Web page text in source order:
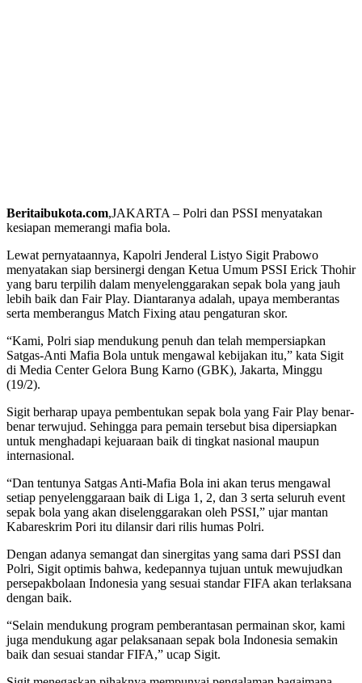
Beritaibukota.com,JAKARTA – Polri dan PSSI menyatakan
kesiapan memerangi mafia bola.
Lewat pernyataannya, Kapolri Jenderal Listyo Sigit Prabowo
menyatakan siap bersinergi dengan Ketua Umum PSSI Erick Thohir
yang baru terpilih dalam menyelenggarakan sepak bola yang jauh
lebih baik dan Fair Play. Diantaranya adalah, upaya memberantas
serta memberangus Match Fixing atau pengaturan skor.
“Kami, Polri siap mendukung penuh dan telah mempersiapkan
Satgas-Anti Mafia Bola untuk mengawal kebijakan itu,” kata Sigit
di Media Center Gelora Bung Karno (GBK), Jakarta, Minggu
(19/2).
Sigit berharap upaya pembentukan sepak bola yang Fair Play benar-
benar terwujud. Sehingga para pemain tersebut bisa dipersiapkan
untuk menghadapi kejuaraan baik di tingkat nasional maupun
internasional.
“Dan tentunya Satgas Anti-Mafia Bola ini akan terus mengawal
setiap penyelenggaraan baik di Liga 1, 2, dan 3 serta seluruh event
sepak bola yang akan diselenggarakan oleh PSSI,” ujar mantan
Kabareskrim Pori itu dilansir dari rilis humas Polri.
Dengan adanya semangat dan sinergitas yang sama dari PSSI dan
Polri, Sigit optimis bahwa, kedepannya tujuan untuk mewujudkan
persepakbolaan Indonesia yang sesuai standar FIFA akan terlaksana
dengan baik.
“Selain mendukung program pemberantasan permainan skor, kami
juga mendukung agar pelaksanaan sepak bola Indonesia semakin
baik dan sesuai standar FIFA,” ucap Sigit.